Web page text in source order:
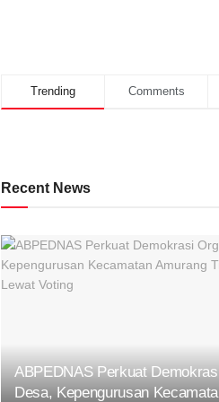
Trending Comments
Recent News
ABPEDNAS Perkuat
Desa, Kepengurusan